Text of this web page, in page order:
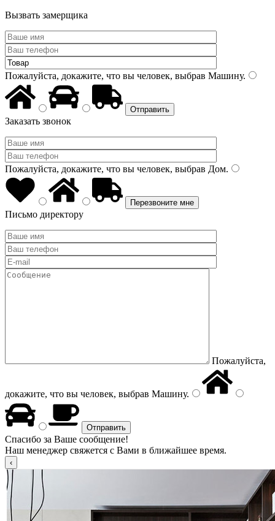
Вызвать замерщика
Пожалуйста, докажите, что вы человек, выбрав Машину.
Заказать звонок
Пожалуйста, докажите, что вы человек, выбрав Дом.
Письмо директору
Пожалуйста,
докажите, что вы человек, выбрав Машину.
Спасибо за Ваше сообщение!
Наш менеджер свяжется с Вами в ближайшее время.